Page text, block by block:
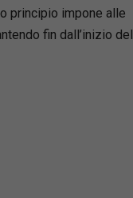
principio impone alle
fin dall’inizio del